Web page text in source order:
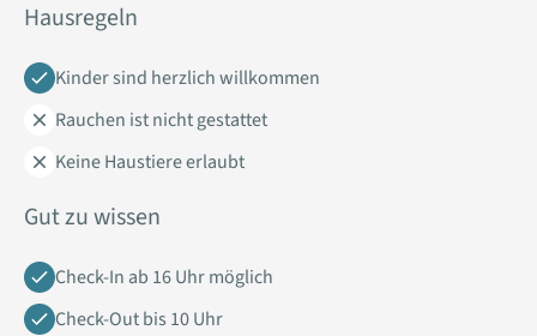
Hausregeln
Kinder sind herzlich willkommen
Rauchen ist nicht gestattet
Keine Haustiere erlaubt
Gut zu wissen
Check-In ab 16 Uhr möglich
Check-Out bis 10 Uhr